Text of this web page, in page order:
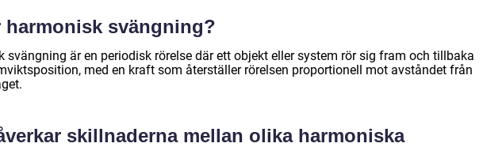
harmonisk svängning?
svängning är en periodisk rörelse där ett objekt eller system rör sig fram och tillbaka
med en kraft som återställer rörelsen proportionell mot avståndet från
skillnaderna mellan olika harmoniska